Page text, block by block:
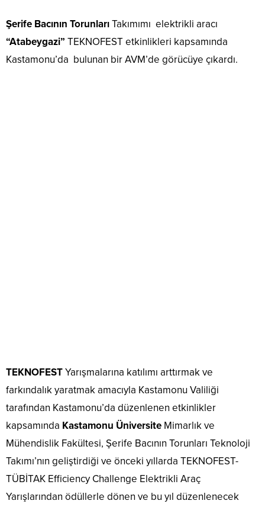
Şerife Bacının TorunlarıTakımımı elektrikli aracı
“Atabeygazi” TEKNOFEST etkinlikleri kapsamında
Kastamonu’da bulunan bir AVM’de görücüye çıkardı.
TEKNOFESTYarışmalarına katılımı arttırmak ve
farkındalık yaratmak amacıyla Kastamonu Valiliği
tarafından Kastamonu’da düzenlenen etkinlikler
kapsamında Kastamonu Üniversite Mimarlık ve
Mühendislik Fakültesi, Şerife Bacının Torunları Teknoloji
Takımı’nın geliştirdiği ve önceki yıllarda TEKNOFEST-
TÜBİTAK Efficiency Challenge Elektrikli Araç
Yarışlarından ödüllerle dönen ve bu yıl düzenlenecek